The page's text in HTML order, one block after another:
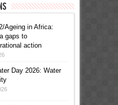
Ageing in Africa:
gaps to
action
Day 2026: Water